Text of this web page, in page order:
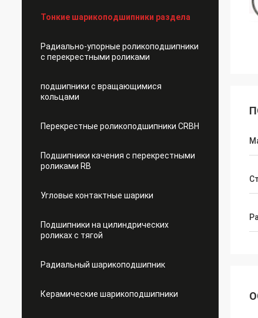
Тонкие шарикоподшипники раздела
Радиально-упорные роликоподшипники
с перекрестными роликами
подшипники с вращающимися
кольцами
Перекрестные роликоподшипники CRBH
Подшипники качения с перекрестными
роликами RB
Угловые контактные шарики
Подшипники на цилиндрических
роликах с тягой
Радиальный шарикоподшипник
Керамические шарикоподшипники